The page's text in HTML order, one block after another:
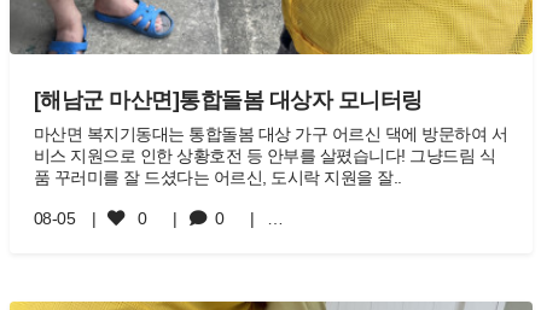
[해남군 마산면]통합돌봄 대상자 모니터링
마산면 복지기동대는 통합돌봄 대상 가구 어르신 댁에 방문하여 서
비스 지원으로 인한 상황호전 등 안부를 살폈습니다! 그냥드림 식
품 꾸러미를 잘 드셨다는 어르신, 도시락 지원을 잘..
08-05 0 0